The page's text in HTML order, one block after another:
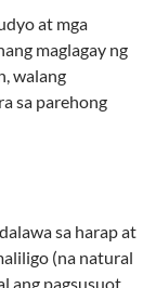
at mga
maglagay ng
walang
sa parehong
sa harap at
(na natural
ang pagsusuot